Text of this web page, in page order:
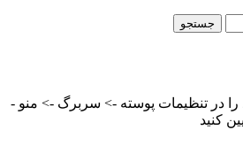
جستجو
در تنظیمات پوسته -> سربرگ -> منو -
کنید